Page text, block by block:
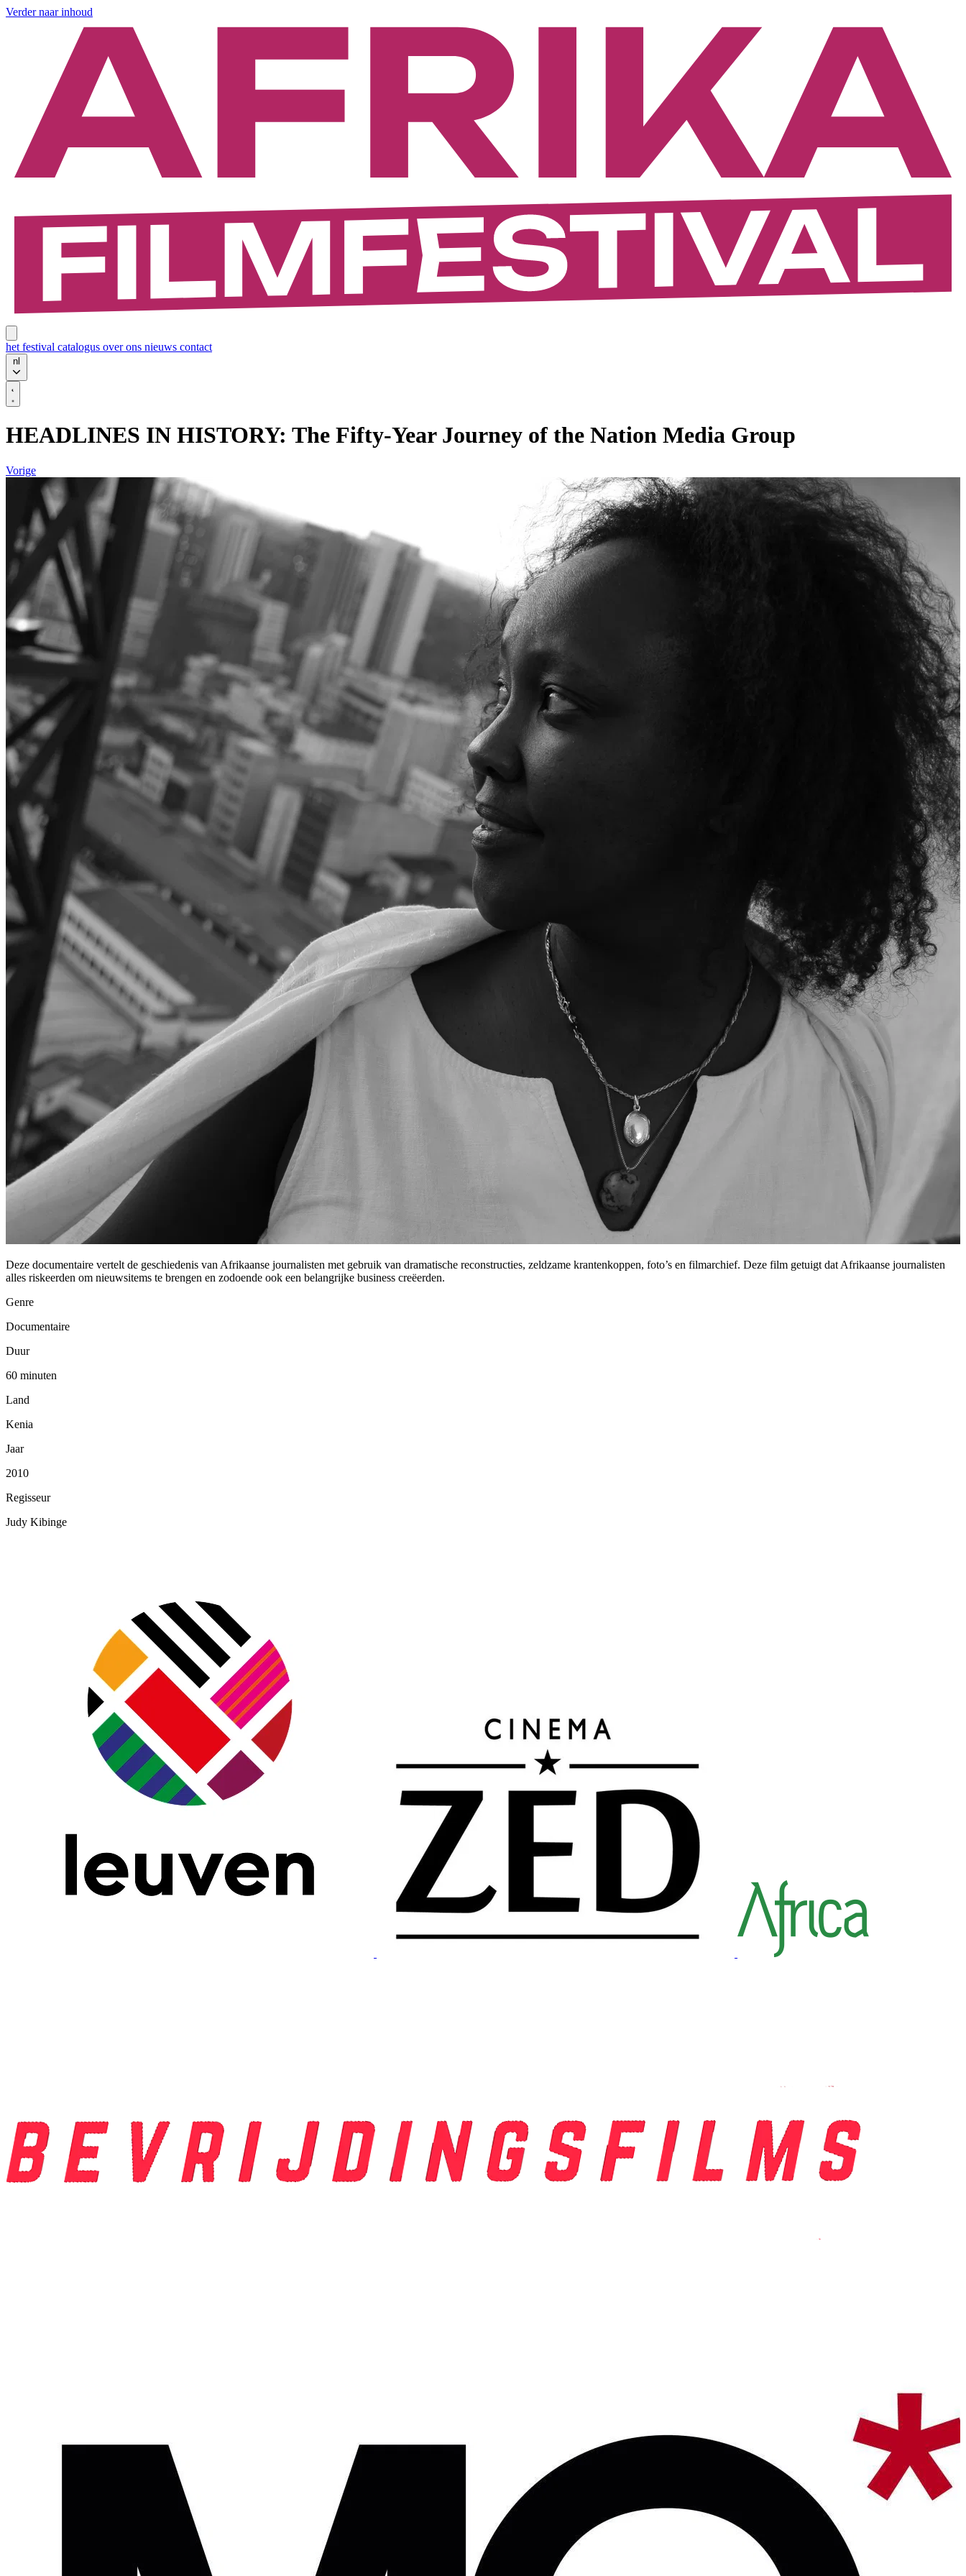
Verder naar inhoud
het festival catalogus over ons nieuws contact
nl
HEADLINES IN HISTORY: The Fifty-Year Journey of the Nation Media Group
Vorige
Deze documentaire vertelt de geschiedenis van Afrikaanse journalisten met gebruik van dramatische reconstructies, zeldzame krantenkoppen, foto’s en filmarchief. Deze film getuigt dat Afrikaanse journalisten
alles riskeerden om nieuwsitems te brengen en zodoende ook een belangrijke business creëerden.
Genre
Documentaire
Duur
60 minuten
Land
Kenia
Jaar
2010
Regisseur
Judy Kibinge